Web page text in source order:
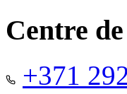
Centre
+371